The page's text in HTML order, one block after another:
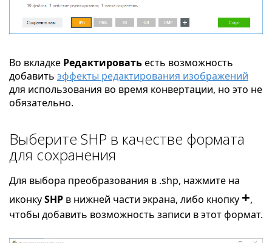
Во вкладке Редактироватьесть возможность
добавить эффекты редактирования изображений
для использования во время конвертации, но это не
обязательно.
Выберите SHP в качестве формата
для сохранения
Для выбора преобразования в .shp, нажмите на
иконкуSHP в нижней части экрана, либо кнопку +,
чтобы добавить возможность записи в этот формат.